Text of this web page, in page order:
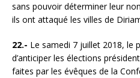
sans pouvoir déterminer leur
ils ont attaqué les villes de
22.- Le samedi 7 juillet 2018, le
d’anticiper les élections
faites par les évêques de la